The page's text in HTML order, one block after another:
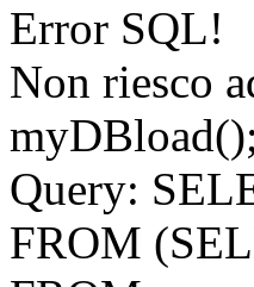
Error SQL!
Non riesco
myDBload();
Query:
FROM